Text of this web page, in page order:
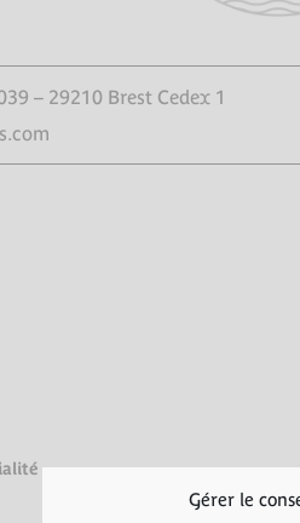
Gérer le
– 29210 Brest Cedex 1